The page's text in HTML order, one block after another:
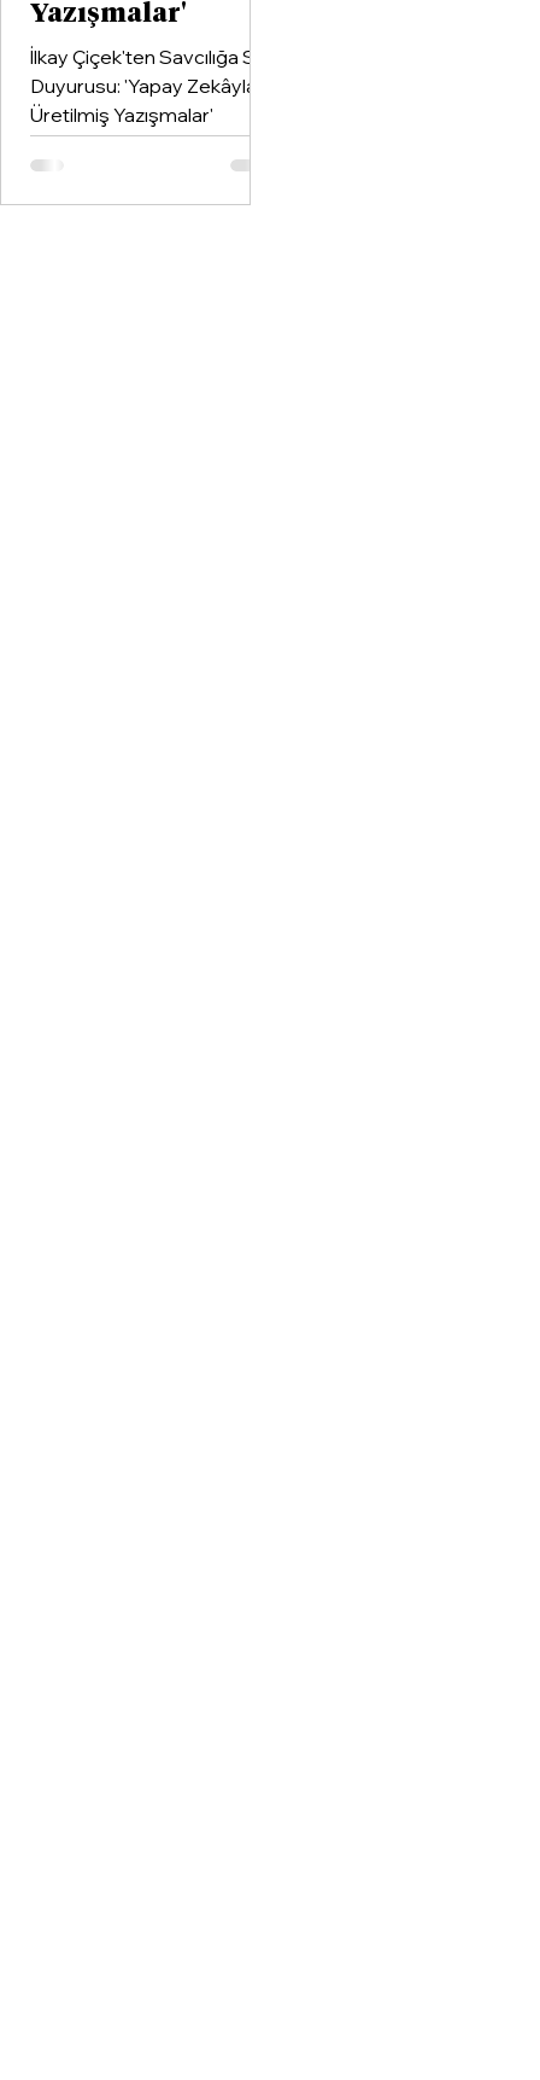
Yazışmalar'
İlkay Çiçek'ten Savcılığa Suç
Duyurusu: 'Yapay Zekâyla
Üretilmiş Yazışmalar'